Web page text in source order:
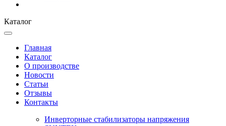
Каталог
Главная
Каталог
О производстве
Новости
Статьи
Отзывы
Контакты
Инверторные стабилизаторы напряжения